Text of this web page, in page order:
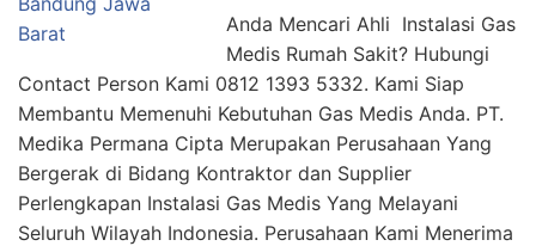
Anda Mencari Ahli Instalasi Gas
Medis Rumah Sakit? Hubungi
Contact Person Kami 0812 1393 5332. Kami Siap
Membantu Memenuhi Kebutuhan Gas Medis Anda. PT.
Medika Permana Cipta Merupakan Perusahaan Yang
Bergerak di Bidang Kontraktor dan Supplier
Perlengkapan Instalasi Gas Medis Yang Melayani
Seluruh Wilayah Indonesia. Perusahaan Kami Menerima